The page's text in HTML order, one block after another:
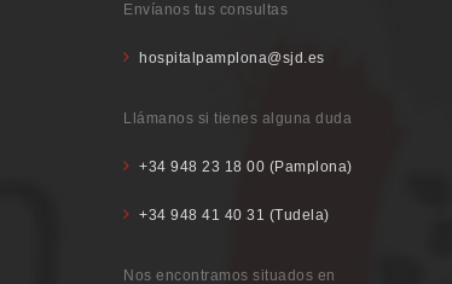
Envíanos tus consultas
hospitalpamplona@sjd.es
Llámanos si tienes alguna duda
+34 948 23 18 00 (Pamplona)
+34 948 41 40 31 (Tudela)
Nos encontramos situados en